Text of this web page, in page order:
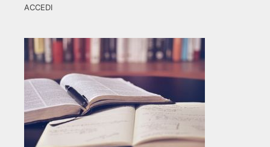
ACCEDI